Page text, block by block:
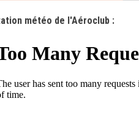
météo de l'Aéroclub :